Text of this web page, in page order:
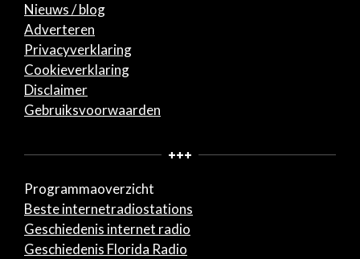
Nieuws / blog
Adverteren
Privacyverklaring
Cookieverklaring
Disclaimer
Gebruiksvoorwaarden
+++
Programmaoverzicht
Beste internetradiostations
Geschiedenis internet radio
Geschiedenis Florida Radio